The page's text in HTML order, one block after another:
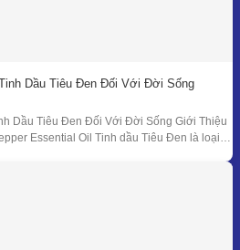
Dầu Tiêu Đen Đối Với Đời Sống
Dầu Tiêu Đen Đối Với Đời Sống Giới Thiệu
Essential Oil Tinh dầu Tiêu Đen là loại
từ quả của cây Tiêu Đen (Piper nigrum)
nước. Đây là